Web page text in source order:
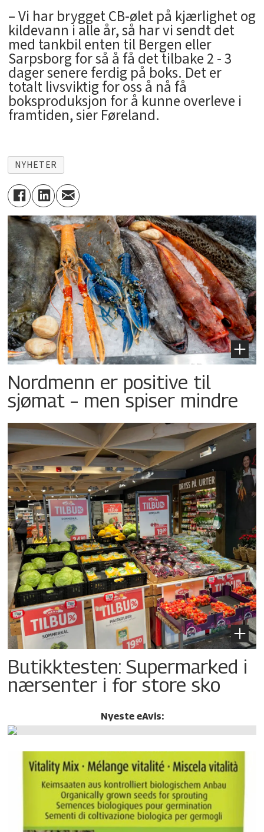
– Vi har brygget CB-ølet på kjærlighet og
kildevann i alle år, så har vi sendt det
med tankbil enten til Bergen eller
Sarpsborg for så å få det tilbake 2 - 3
dager senere ferdig på boks. Det er
totalt livsviktig for oss å nå få
boksproduksjon for å kunne overleve i
framtiden, sier Føreland.
NYHETER
Nordmenn er positive til
sjømat – men spiser mindre
Butikktesten: Supermarked i
nærsenter i for store sko
Nyeste eAvis: